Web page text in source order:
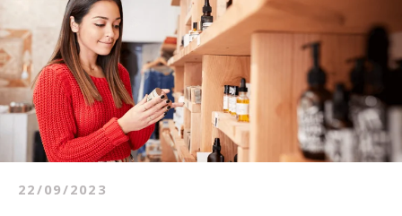
22/09/2023